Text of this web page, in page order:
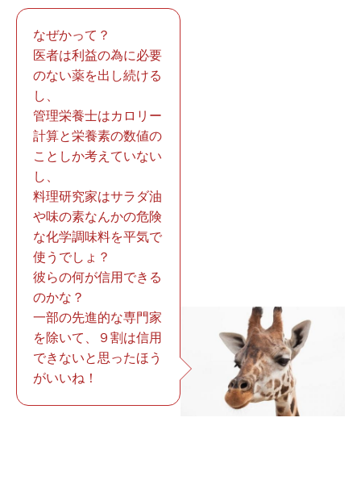
なぜかって？
医者は利益の為に必要
のない薬を出し続ける
し、
管理栄養士はカロリー
計算と栄養素の数値の
ことしか考えていない
し、
料理研究家はサラダ油
や味の素なんかの危険
な化学調味料を平気で
使うでしょ？
彼らの何が信用できる
のかな？
一部の先進的な専門家
を除いて、９割は信用
できないと思ったほう
がいいね！